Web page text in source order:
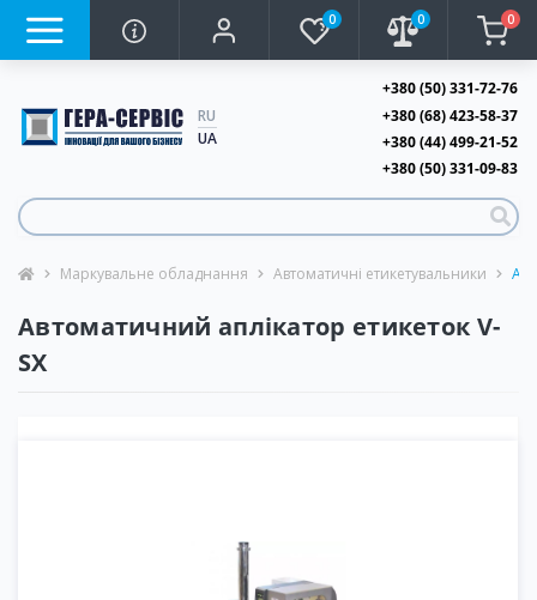
0 0 0
RU
UA
+380 (50) 331-72-76
+380 (68) 423-58-37
+380 (44) 499-21-52
+380 (50) 331-09-83
Маркувальне обладнання Автоматичні етикетувальники
Автоматичний аплікатор етикеток V-
SX